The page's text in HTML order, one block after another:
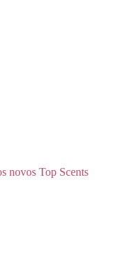
novos Top Scents